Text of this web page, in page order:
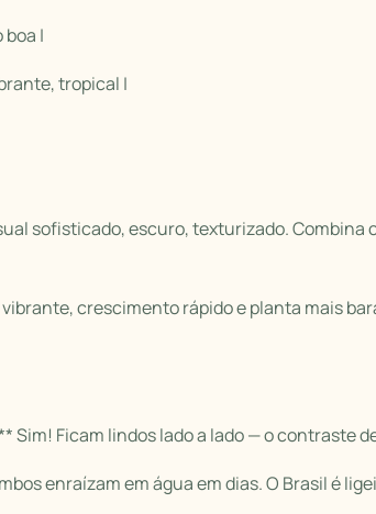
boa |
tropical |
sofisticado, escuro, texturizado. Combina
vibrante, crescimento rápido e planta mais
Sim! Ficam lindos lado a lado — o contraste
enraízam em água em dias. O Brasil é